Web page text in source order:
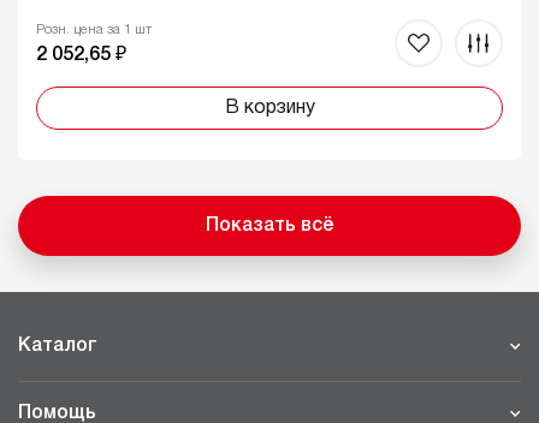
Розн. цена за 1 шт
2 052,65 ₽
В корзину
Показать всё
Каталог
Помощь